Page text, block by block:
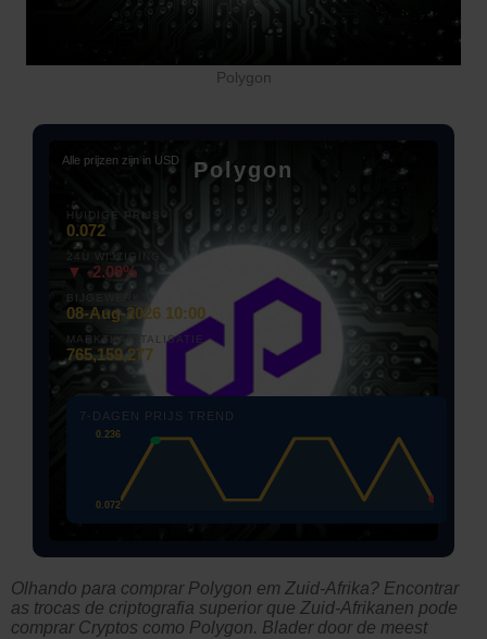
Polygon
Alle prijzen zijn in USD Polygon
HUIDIGE PRIJS
0.072
24U WIJZIGING
▼ -2.09%
BIJGEWERKT
08-Aug-2026 10:00
MARKTKAPITALISATIE
765,159,277
7-DAGEN PRIJS TREND
0.236
0.072
Olhando para comprar Polygon em Zuid-Afrika? Encontrar
as trocas de criptografia superior que Zuid-Afrikanen pode
comprar Cryptos como Polygon. Blader door de meest